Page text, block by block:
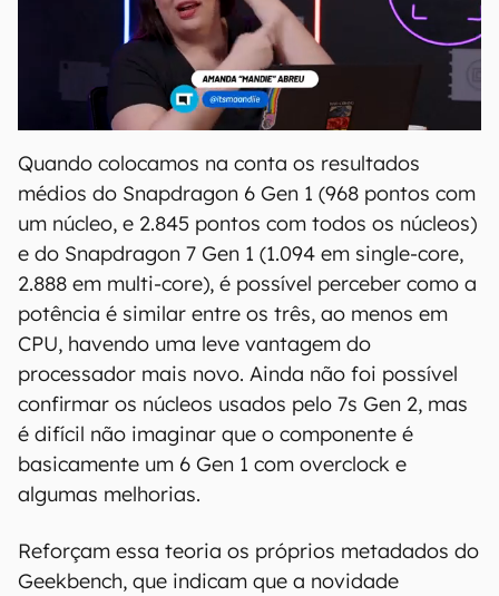
Quando colocamos na conta os resultados
médios do Snapdragon 6 Gen 1 (968 pontos com
um núcleo, e 2.845 pontos com todos os núcleos)
e do Snapdragon 7 Gen 1 (1.094 em single-core,
2.888 em multi-core), é possível perceber como a
potência é similar entre os três, ao menos em
CPU, havendo uma leve vantagem do
processador mais novo. Ainda não foi possível
confirmar os núcleos usados pelo 7s Gen 2, mas
é difícil não imaginar que o componente é
basicamente um 6 Gen 1 com overclock e
algumas melhorias.
Reforçam essa teoria os próprios metadados do
Geekbench, que indicam que a novidade